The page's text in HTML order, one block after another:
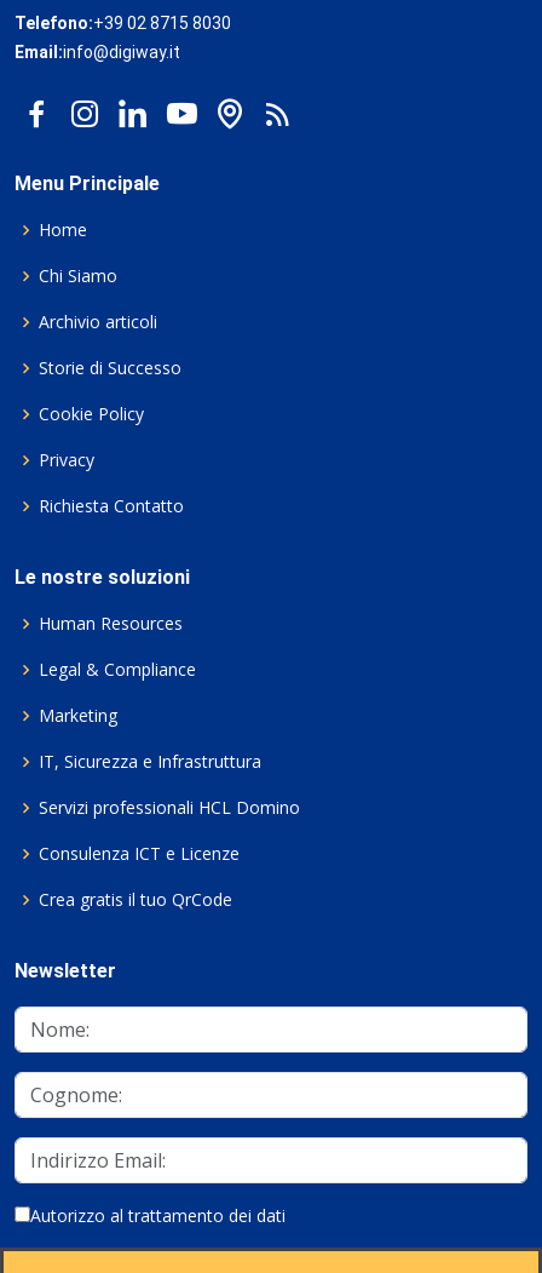
Telefono:+39 02 8715 8030
Email:info@digiway.it
Menu Principale
Home
Chi Siamo
Archivio articoli
Storie di Successo
Cookie Policy
Privacy
Richiesta Contatto
Le nostre soluzioni
Human Resources
Legal & Compliance
Marketing
IT, Sicurezza e Infrastruttura
Servizi professionali HCL Domino
Consulenza ICT e Licenze
Crea gratis il tuo QrCode
Newsletter
Autorizzo al trattamento dei dati